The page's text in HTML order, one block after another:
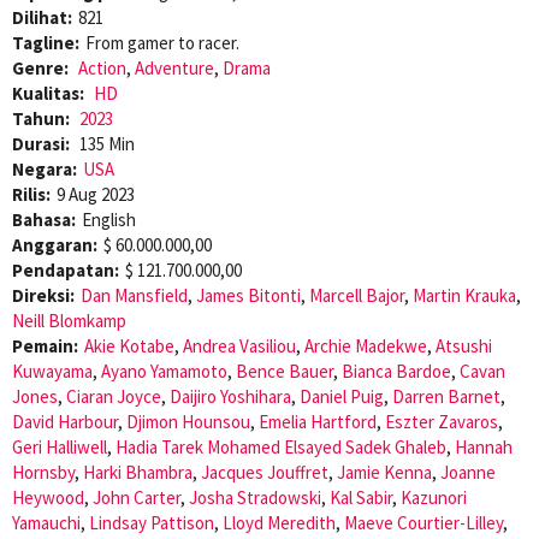
Dilihat: 821
Tagline: From gamer to racer.
Genre: Action, Adventure, Drama
Kualitas: HD
Tahun: 2023
Durasi: 135 Min
Negara: USA
Rilis: 9 Aug 2023
Bahasa: English
Anggaran: $ 60.000.000,00
Pendapatan: $ 121.700.000,00
Direksi: Dan Mansfield, James Bitonti, Marcell Bajor, Martin Krauka,
Neill Blomkamp
Pemain: Akie Kotabe, Andrea Vasiliou, Archie Madekwe, Atsushi
Kuwayama, Ayano Yamamoto, Bence Bauer, Bianca Bardoe, Cavan
Jones, Ciaran Joyce, Daijiro Yoshihara, Daniel Puig, Darren Barnet,
David Harbour, Djimon Hounsou, Emelia Hartford, Eszter Zavaros,
Geri Halliwell, Hadia Tarek Mohamed Elsayed Sadek Ghaleb, Hannah
Hornsby, Harki Bhambra, Jacques Jouffret, Jamie Kenna, Joanne
Heywood, John Carter, Josha Stradowski, Kal Sabir, Kazunori
Yamauchi, Lindsay Pattison, Lloyd Meredith, Maeve Courtier-Lilley,